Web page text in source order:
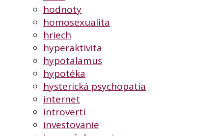
hodnoty
homosexualita
hriech
hyperaktivita
hypotalamus
hypotéka
hysterická psychopatia
internet
introverti
investovanie